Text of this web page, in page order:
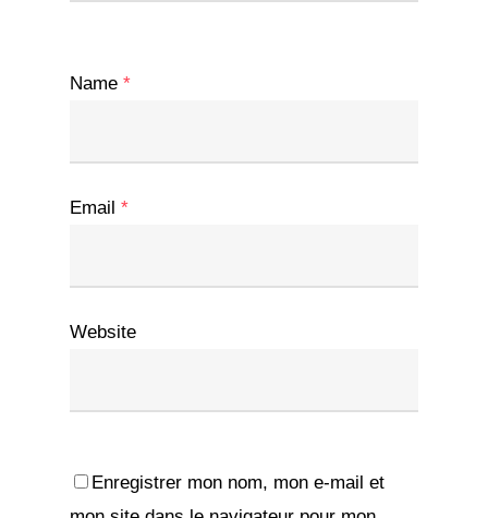
Name *
Email *
Website
Enregistrer mon nom, mon e-mail et